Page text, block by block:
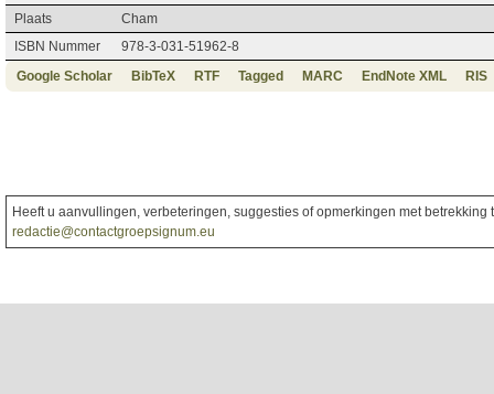
Plaats
Cham
ISBN Nummer
978-3-031-51962-8
Google Scholar
BibTeX RTF Tagged MARC EndNote XML RIS
Heeft u aanvullingen, verbeteringen, suggesties of opmerkingen met
redactie@contactgroepsignum.eu